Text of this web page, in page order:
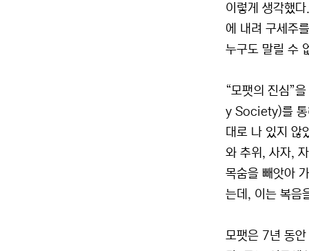
이렇게 생각했
에 내려 구세주
누구도 말릴 수
“모팻의 진심”
y Society)를 통
대로 나 있지 않
와 추위, 사자,
목숨을 빼앗아
는데, 이는 복음
모팻은 7년 동